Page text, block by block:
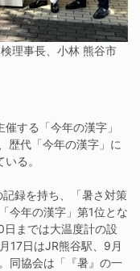
理事長、小林 熊谷市
する「今年の漢字」
歴代「今年の漢字」に
る。
録を持ち、「暑さ対策
今年の漢字」第1位とな
までは大温度計の設
17日はJR熊谷駅、9月
同協会は「『暑』の一